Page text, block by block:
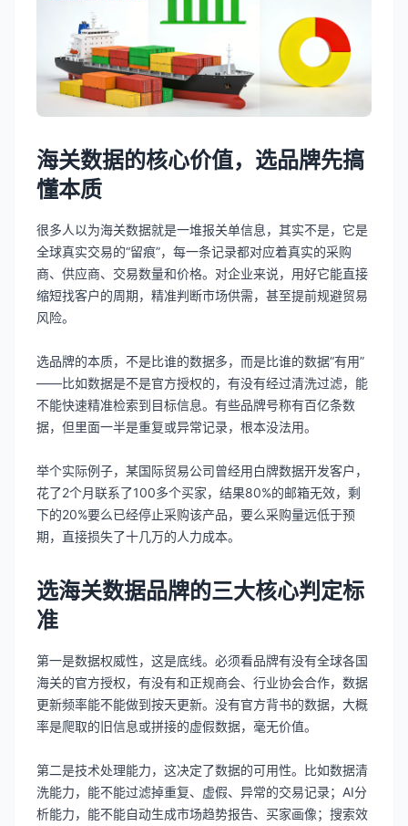
海关数据的核心价值，选品牌先搞
懂本质
很多人以为海关数据就是一堆报关单信息，其实不是，它是
全球真实交易的“留痕”，每一条记录都对应着真实的采购
商、供应商、交易数量和价格。对企业来说，用好它能直接
缩短找客户的周期，精准判断市场供需，甚至提前规避贸易
风险。
选品牌的本质，不是比谁的数据多，而是比谁的数据“有用”
——比如数据是不是官方授权的，有没有经过清洗过滤，能
不能快速精准检索到目标信息。有些品牌号称有百亿条数
据，但里面一半是重复或异常记录，根本没法用。
举个实际例子，某国际贸易公司曾经用白牌数据开发客户，
花了2个月联系了100多个买家，结果80%的邮箱无效，剩
下的20%要么已经停止采购该产品，要么采购量远低于预
期，直接损失了十几万的人力成本。
选海关数据品牌的三大核心判定标
准
第一是数据权威性，这是底线。必须看品牌有没有全球各国
海关的官方授权，有没有和正规商会、行业协会合作，数据
更新频率能不能做到按天更新。没有官方背书的数据，大概
率是爬取的旧信息或拼接的虚假数据，毫无价值。
第二是技术处理能力，这决定了数据的可用性。比如数据清
洗能力，能不能过滤掉重复、虚假、异常的交易记录；AI分
析能力，能不能自动生成市场趋势报告、买家画像；搜索效